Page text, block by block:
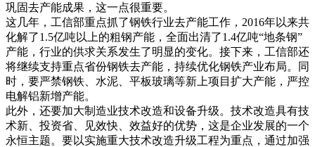
巩固去产能成果，这一点很重要。
这几年，工信部重点抓了钢铁行业去产能工作，2016年以来共
化解了1.5亿吨以上的粗钢产能，全面出清了1.4亿吨“地条钢”
产能，行业的供求关系发生了明显的变化。接下来，工信部还
将继续支持重点省份钢铁去产能，持续优化钢铁产业布局。同
时，要严禁钢铁、水泥、平板玻璃等新上项目扩大产能，严控
电解铝新增产能。
此外，还要加大制造业技术改造和设备升级。技术改造具有技
术新、投资省、见效快、效益好的优势，这是企业发展的一个
永恒主题。要以实施重大技术改造升级工程为重点，通过加强